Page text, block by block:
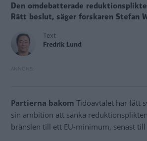
Den omdebatterade
Rätt beslut, säger forskaren Stefan
Text
Fredrik Lund
Partierna bakom Tidöavtalet har fått
sin ambition att sänka
bränslen till ett EU-minimum, senast